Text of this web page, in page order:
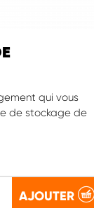
qui vous
de stockage de
AJOUTER